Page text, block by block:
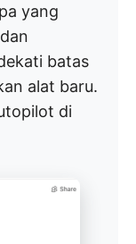
yang
batas
alat baru.
di